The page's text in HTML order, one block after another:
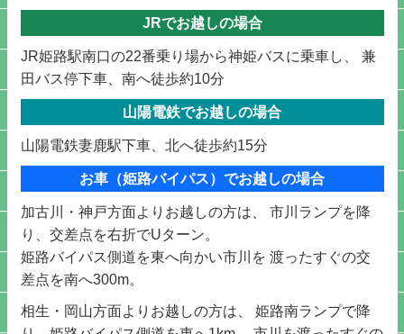
JRでお越しの場合
JR姫路駅南口の22番乗り場から神姫バスに乗車し、 兼
田バス停下車、南へ徒歩約10分
山陽電鉄でお越しの場合
山陽電鉄妻鹿駅下車、北へ徒歩約15分
お車（姫路バイパス）でお越しの場合
加古川・神戸方面よりお越しの方は、 市川ランプを降
り、交差点を右折でUターン。
姫路バイパス側道を東へ向かい市川を 渡ったすぐの交
差点を南へ300m。
相生・岡山方面よりお越しの方は、 姫路南ランプで降